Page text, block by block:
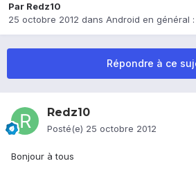
Par Redz10
25 octobre 2012 dans Android en général
Répondre à ce
Redz10
Posté(e) 25 octobre 2012
Bonjour à tous